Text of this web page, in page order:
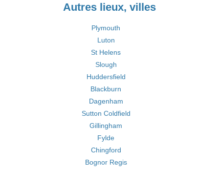
Autres lieux, villes
Plymouth
Luton
St Helens
Slough
Huddersfield
Blackburn
Dagenham
Sutton Coldfield
Gillingham
Fylde
Chingford
Bognor Regis